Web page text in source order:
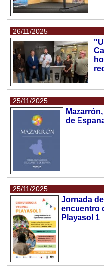
26/11/2025
25/11/2025
de
25/11/2025
Jornada
encuentro
Playasol 1